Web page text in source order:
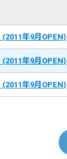
年9月OPEN)
年9月OPEN)
年9月OPEN)